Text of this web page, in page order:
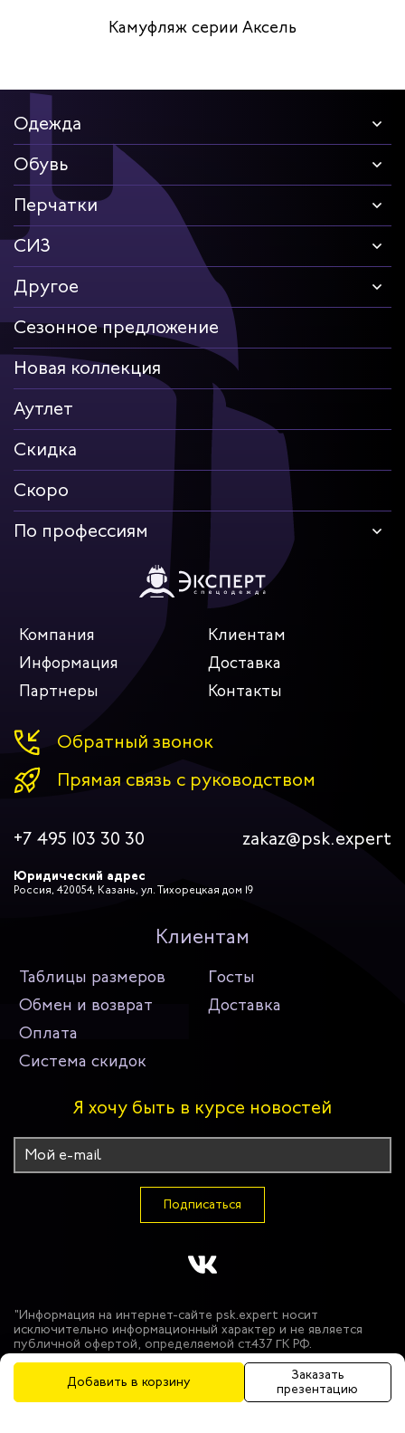
Добавить в корзину
Заказать
презентацию
Камуфляж серии Аксель
Одежда
Обувь
Перчатки
СИЗ
Другое
Сезонное предложение
Новая коллекция
Аутлет
Скидка
Скоро
По профессиям
Компания
Клиентам
Информация
Доставка
Партнеры
Контакты
Обратный звонок
Прямая связь с руководством
+7 495 103 30 30 zakaz@psk.expert
Юридический адрес
Россия, 420054, Казань, ул. Тихорецкая дом 19
Клиентам
Таблицы размеров
Госты
Обмен и возврат
Доставка
Оплата
Система скидок
Я хочу быть в курсе новостей
Подписаться
"Информация на интернет-сайте psk.expert носит
исключительно информационный характер и не является
публичной офертой, определяемой ст.437 ГК РФ.
Производитель оставляет за собой право в одностороннем
порядке вносить изменения в состав материалов,
используемых в производстве продукции, при условии
сохранения функциональных и защитных свойств продукции.